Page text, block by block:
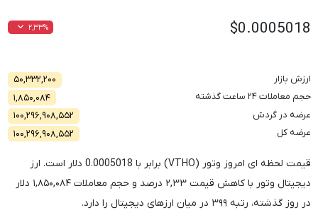
$0.0005018 ۲,۳۳%
ارزش بازار
۵۰,۳۳۲,۲۰۰
حجم معاملات ۲۴ ساعت گذشته
۱,۸۵۰,۰۸۴
عرضه در گردش
۱۰۰,۲۹۶,۹۰۸,۵۵۲
عرضه کل
۱۰۰,۲۹۶,۹۰۸,۵۵۲
قیمت لحظه ای امروز وتور (VTHO) برابر با 0.0005018 دلار است. ارز
دیجیتال وتور با کاهش قیمت۲,۳۳ درصد و حجم معاملات۱,۸۵۰,۰۸۴ دلار
در روز گذشته، رتبه۳۹۹ در میان ارزهای دیجیتال را دارد.